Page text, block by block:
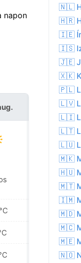
napon
K 11. aug.
30.6°C
25.9°C
21.2°C
🇳🇱
🇭🇷
🇮🇪
🇮🇸
🇯🇪
🇽🇰
🇵🇱
🇱🇻
🇱🇮
🇱🇹
🇱🇺
🇲🇰
🇭🇺
🇲🇹
🇮🇲
🇲🇩
🇲🇨
🇲🇪
🇳🇴